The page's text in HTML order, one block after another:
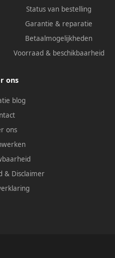
Status van bestelling
Garantie & reparatie
Betaalmogelijkheden
Voorraad & beschikbaarheid
ons
blog
ons
& Disclaimer